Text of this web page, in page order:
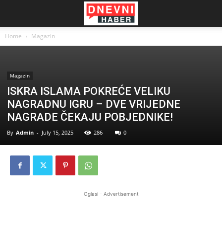
Home Magazin
Magazin
ISKRA ISLAMA POKREĆE VELIKU
NAGRADNU IGRU – DVE VRIJEDNE
NAGRADE ČEKAJU POBJEDNIKE!
By Admin - July 15, 2025 286 0
Oglasi - Advertisement